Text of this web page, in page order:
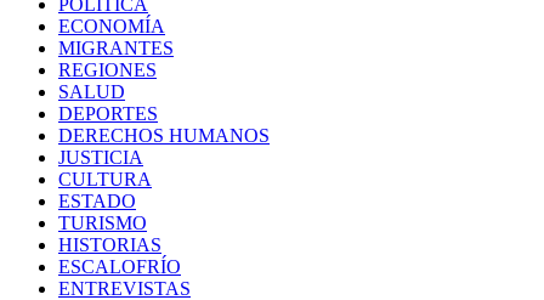
POLÍTICA
ECONOMÍA
MIGRANTES
REGIONES
SALUD
DEPORTES
DERECHOS HUMANOS
JUSTICIA
CULTURA
ESTADO
TURISMO
HISTORIAS
ESCALOFRÍO
ENTREVISTAS